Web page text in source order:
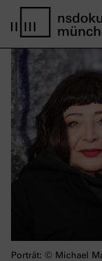
Porträt: © Michael